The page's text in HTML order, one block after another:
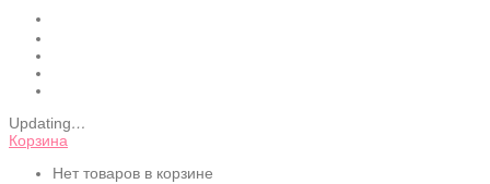
Updating…
Корзина
Нет товаров в корзине